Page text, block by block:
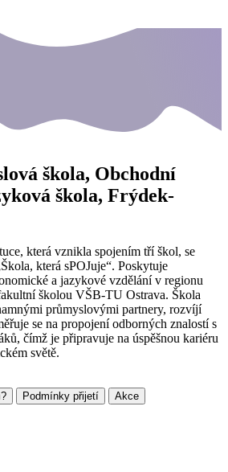
škola, Obchodní
škola, Frýdek-
která vznikla spojením tří škol, se
která sPOJuje“. Poskytuje
a jazykové vzdělání v regionu
školou VŠB-TU Ostrava. Škola
průmyslovými partnery, rozvíjí
se na propojení odborných znalostí s
čímž je připravuje na úspěšnou kariéru
světě.
Podmínky přijetí
Akce